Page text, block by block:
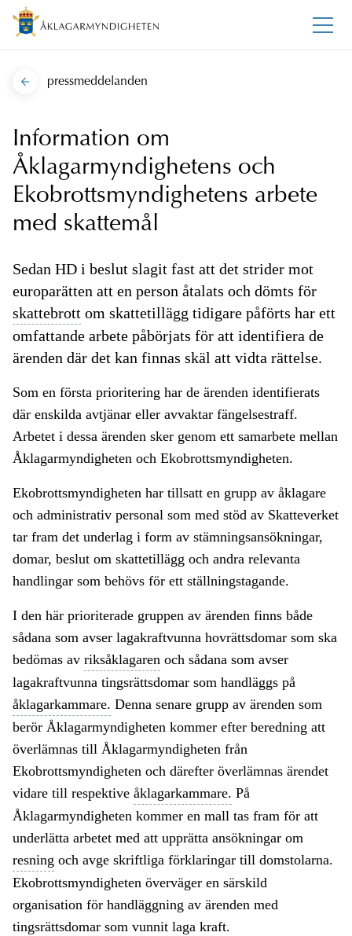
pressmeddelanden
Information om
Åklagarmyndighetens och
Ekobrottsmyndighetens arbete
med skattemål
Sedan HD i beslut slagit fast att det strider mot
europarätten att en person åtalats och dömts för
skattebrott om skattetillägg tidigare påförts har ett
omfattande arbete påbörjats för att identifiera de
ärenden där det kan finnas skäl att vidta rättelse.
Som en första prioritering har de ärenden identifierats
där enskilda avtjänar eller avvaktar fängelsestraff.
Arbetet i dessa ärenden sker genom ett samarbete mellan
Åklagarmyndigheten och Ekobrottsmyndigheten.
Ekobrottsmyndigheten har tillsatt en grupp av åklagare
och administrativ personal som med stöd av Skatteverket
tar fram det underlag i form av stämningsansökningar,
domar, beslut om skattetillägg och andra relevanta
handlingar som behövs för ett ställningstagande.
I den här prioriterade gruppen av ärenden finns både
sådana som avser lagakraftvunna hovrättsdomar som ska
bedömas av riksåklagaren och sådana som avser
lagakraftvunna tingsrättsdomar som handläggs på
åklagarkammare. Denna senare grupp av ärenden som
berör Åklagarmyndigheten kommer efter beredning att
överlämnas till Åklagarmyndigheten från
Ekobrottsmyndigheten och därefter överlämnas ärendet
vidare till respektive åklagarkammare. På
Åklagarmyndigheten kommer en mall tas fram för att
underlätta arbetet med att upprätta ansökningar om
resning och avge skriftliga förklaringar till domstolarna.
Ekobrottsmyndigheten överväger en särskild
organisation för handläggning av ärenden med
tingsrättsdomar som vunnit laga kraft.